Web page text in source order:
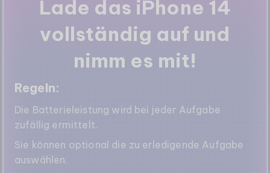
Lade das iPhone 14
vollständig auf und
nimm es mit!
Regeln:
Die Batterieleistung wird bei jeder Aufgabe
zufällig ermittelt.
Sie können optional die zu erledigende Aufgabe
auswählen.